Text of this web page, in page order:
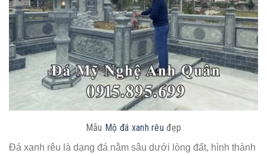
Mẫu Mộ đá xanh rêu đẹp
Đá xanh rêu là dạng đá nằm sâu dưới lòng đất, hình thành